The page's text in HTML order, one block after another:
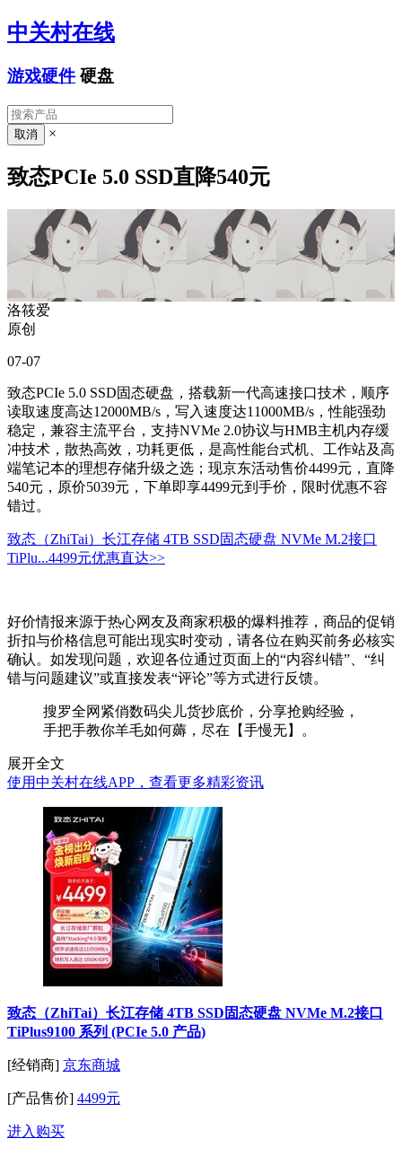
中关村在线
游戏硬件 硬盘
×
致态PCIe 5.0 SSD直降540元
洛筱爱
原创
07-07
致态PCIe 5.0 SSD固态硬盘，搭载新一代高速接口技术，顺序
读取速度高达12000MB/s，写入速度达11000MB/s，性能强劲
稳定，兼容主流平台，支持NVMe 2.0协议与HMB主机内存缓
冲技术，散热高效，功耗更低，是高性能台式机、工作站及高
端笔记本的理想存储升级之选；现京东活动售价4499元，直降
540元，原价5039元，下单即享4499元到手价，限时优惠不容
错过。
致态（ZhiTai）长江存储 4TB SSD固态硬盘 NVMe M.2接口
TiPlu...4499元优惠直达>>
好价情报来源于热心网友及商家积极的爆料推荐，商品的促销
折扣与价格信息可能出现实时变动，请各位在购买前务必核实
确认。如发现问题，欢迎各位通过页面上的“内容纠错”、“纠
错与问题建议”或直接发表“评论”等方式进行反馈。
搜罗全网紧俏数码尖儿货抄底价，分享抢购经验，
手把手教你羊毛如何薅，尽在【手慢无】。
展开全文
使用中关村在线APP，查看更多精彩资讯
致态（ZhiTai）长江存储 4TB SSD固态硬盘 NVMe M.2接口
TiPlus9100 系列 (PCIe 5.0 产品)
[经销商] 京东商城
[产品售价] 4499元
进入购买